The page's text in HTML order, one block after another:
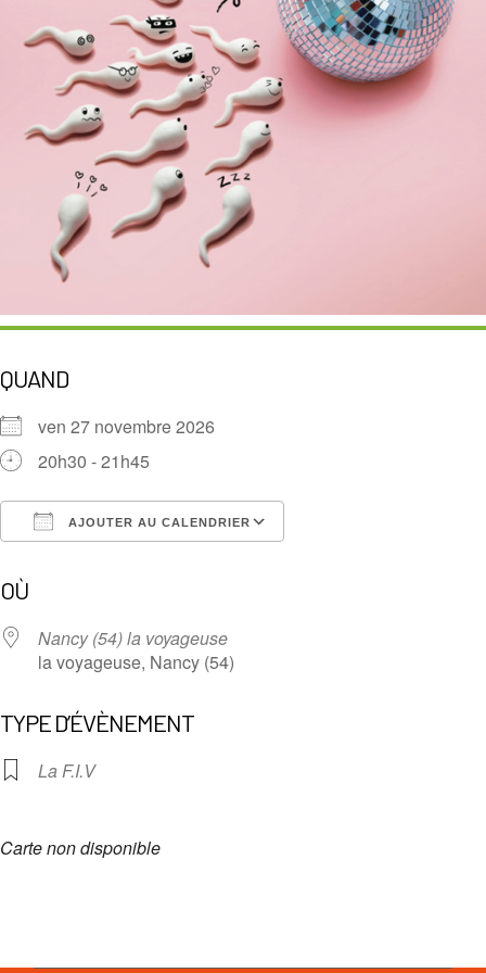
QUAND
ven 27 novembre 2026
20h30 - 21h45
AJOUTER AU CALENDRIER
OÙ
Nancy (54) la voyageuse
la voyageuse, Nancy (54)
TYPE D’ÉVÈNEMENT
La F.I.V
Carte non disponible